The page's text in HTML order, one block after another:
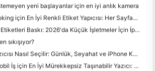
yeni başlayanlar için en iyi anlık kamera
Günlük ve Scrapbooking için En İyi Renkli Etiket Yapıcısı: Her Sayfaya Daha Fazla Renk Ekle
El Yazısı ve Nakliye Etiketleri Baskı: 2026'da Küçük İşletmeler İçin İpuçları
sıkışıyor?
Bir Cep Fotoğraf Yazıcısı Nasıl Seçilir: Günlük, Seyahat ve iPhone Kullanıcıları için Tam Bir Kılavuz
Seyahat, Okul ve Mobil İş için En İyi Mürekkepsiz Taşınabilir Yazıcı: Hanin MT620 Pro İnceleme